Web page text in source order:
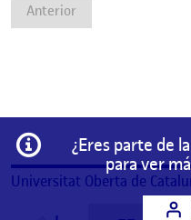
Anterior
Información
¿Eres parte de
para ver
Universitat Oberta de